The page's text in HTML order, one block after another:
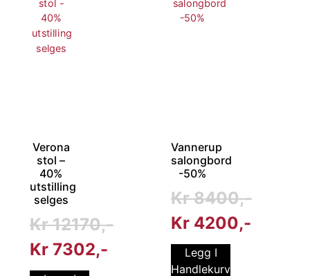
Verona
stol –
40%
utstilling
selges
Kr12170
Kr 7302
Vannerup
salongbord
-50%
Kr8400
Kr 4200
Legg I
Handlekurv